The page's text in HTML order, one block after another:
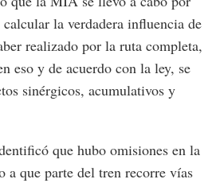
la verdadera influencia de
realizado por la ruta completa,
eso y de acuerdo con la ley, se
sinérgicos, acumulativos y
que hubo omisiones en la
a que parte del tren recorre vías